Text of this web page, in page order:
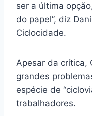
ser a última
do papel”, diz
Ciclocidade.
Apesar da crítica,
grandes
espécie de
trabalhadores.